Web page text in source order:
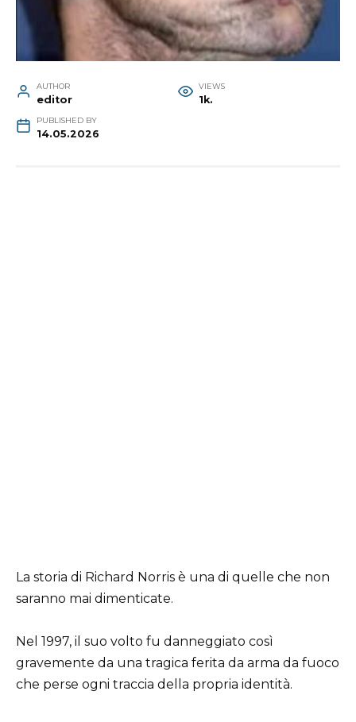
AUTHOR
editor
VIEWS
1k.
PUBLISHED BY
14.05.2026
La storia di Richard Norris è una di quelle che non
saranno mai dimenticate.
Nel 1997, il suo volto fu danneggiato così
gravemente da una tragica ferita da arma da fuoco
che perse ogni traccia della propria identità.